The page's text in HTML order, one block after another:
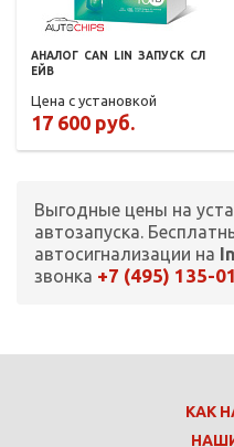
АНАЛОГ CAN LIN ЗАПУСК СЛ
ЕЙВ
Цена с установкой
17 600 руб.
Выгодные цены на
автозапуска.
автосигнализации на
звонка +7 (495) 135-
КАК